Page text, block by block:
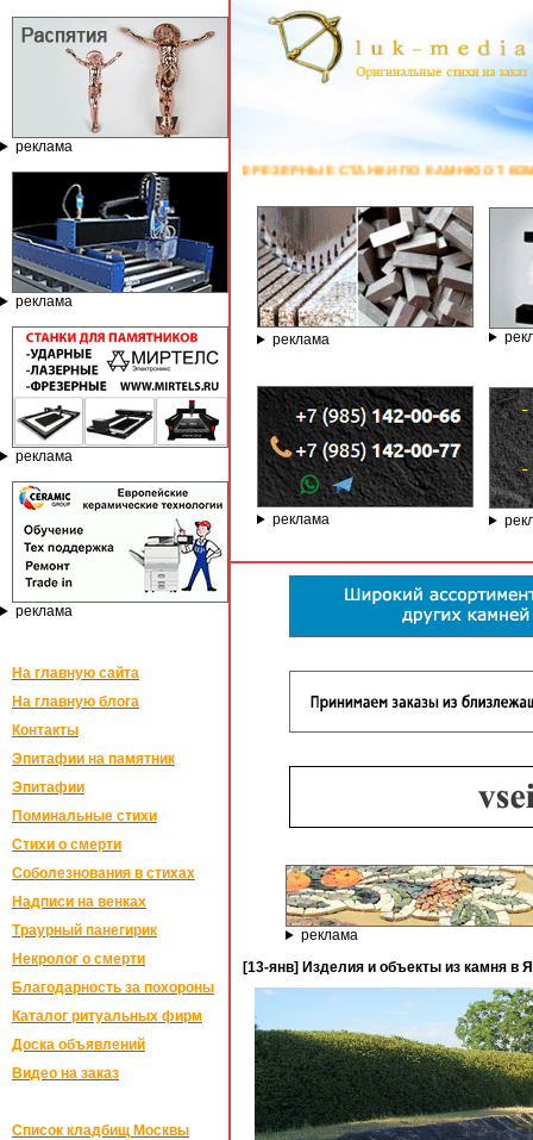
реклама
реклама
реклама
реклама
На главную сайта
На главную блога
Контакты
Эпитафии на памятник
Эпитафии
Поминальные стихи
Стихи о смерти
Соболезнования в стихах
Надписи на венках
Траурный панегирик
Некролог о смерти
Благодарность за похороны
Каталог ритуальных фирм
Доска объявлений
Видео на заказ
Список кладбищ Москвы
И ФРЕЗЕРНЫЕ СТАНКИ ПО КАМНЮ ОТ КОМПАНИИ ГРАВЁР - ТЕЛЕФОН
реклама
реклама
реклама
[13-янв] Изделия и объекты из камня в